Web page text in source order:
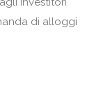
di alloggi